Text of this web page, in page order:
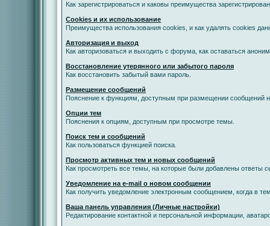
Как зарегистрироваться и каковы преимущества
Cookies и их использование
Преимущества использования cookies, и как удалять cookies
Авторизация и выход
Как авторизоваться и выходить с форума, как оставаться
Восстановление утерянного или забытого пароля
Как восстановить забытый вами пароль.
Размещение сообщений
Пояснение к функциям, доступным при размещении сообщений
Опции тем
Пояснения к опциям, доступным при просмотре темы.
Поиск тем и сообщений
Как пользоваться функцией поиска.
Просмотр активных тем и новых сообщений
Как просмотреть все темы, на которые были добавлены ответы
Уведомление на е-mail о новом сообщении
Как получить уведомление электронным сообщением, когда в
Ваша панель управления (Личные настройки)
Редактирование контактной и персональной информации,